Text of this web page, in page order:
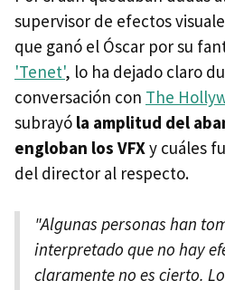
supervisor de efectos
que ganó el Óscar por su
'Tenet', lo ha dejado claro
conversación con The
subrayó la amplitud del
engloban los VFXy cuáles
del director al respecto.
"Algunas personas han
interpretado que no hay
claramente no es cierto.